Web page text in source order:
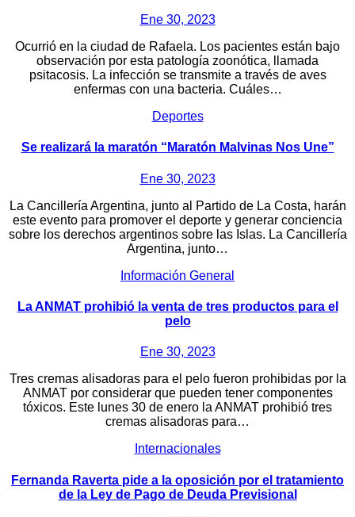
Ene 30, 2023
Ocurrió en la ciudad de Rafaela. Los pacientes están bajo
observación por esta patología zoonótica, llamada
psitacosis. La infección se transmite a través de aves
enfermas con una bacteria. Cuáles…
Deportes
Se realizará la maratón “Maratón Malvinas Nos Une”
Ene 30, 2023
La Cancillería Argentina, junto al Partido de La Costa, harán
este evento para promover el deporte y generar conciencia
sobre los derechos argentinos sobre las Islas. La Cancillería
Argentina, junto…
Información General
La ANMAT prohibió la venta de tres productos para el
pelo
Ene 30, 2023
Tres cremas alisadoras para el pelo fueron prohibidas por la
ANMAT por considerar que pueden tener componentes
tóxicos. Este lunes 30 de enero la ANMAT prohibió tres
cremas alisadoras para…
Internacionales
Fernanda Raverta pide a la oposición por el tratamiento
de la Ley de Pago de Deuda Previsional